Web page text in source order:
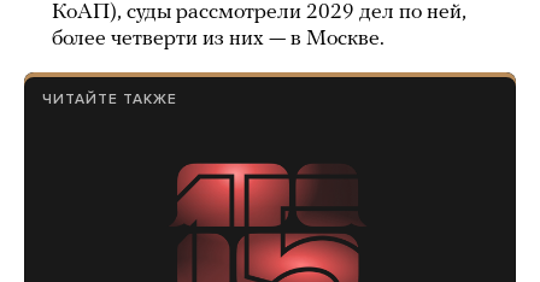
КоАП), суды рассмотрели 2029 дел по ней,
более четверти из них — в Москве.
ЧИТАЙТЕ ТАКЖЕ